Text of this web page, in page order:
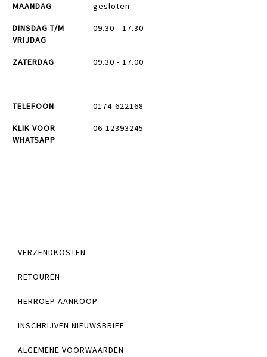
MAANDAG gesloten
DINSDAG T/M
VRIJDAG
09.30 - 17.30
ZATERDAG 09.30 - 17.00
TELEFOON 0174-622168
KLIK VOOR
WHATSAPP
06-12393245
VERZENDKOSTEN
RETOUREN
HERROEP AANKOOP
INSCHRIJVEN NIEUWSBRIEF
ALGEMENE VOORWAARDEN